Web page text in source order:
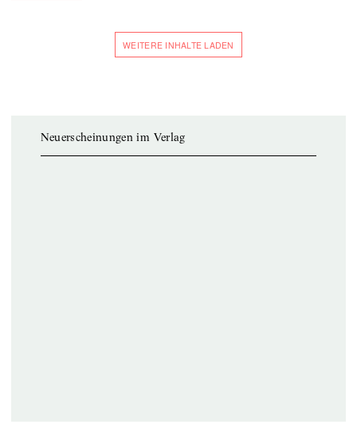
WEITERE INHALTE LADEN
Neuerscheinungen im Verlag